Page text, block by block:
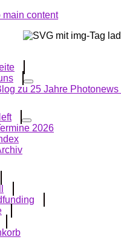
main content
zu 25 Jahre Photonews
2026